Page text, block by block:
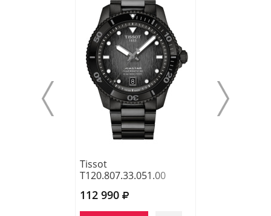
Tissot
T120.807.33.051.00
112 990